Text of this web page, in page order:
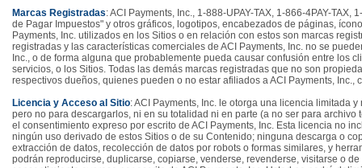
Marcas Registradas: ACI Payments, Inc., 1-888-UPAY-TAX, 1-866-4PAY-
de Pagar Impuestos" y otros gráficos, logotipos, encabezados de páginas,
Payments, Inc. utilizados en los Sitios o en relación con estos son marcas
registradas y las características comerciales de ACI Payments, Inc. no se
Inc., o de forma alguna que probablemente pueda causar confusión entre los
servicios, o los Sitios. Todas las demás marcas registradas que no son
respectivos dueños, quienes pueden o no estar afiliados a ACI Payments, Inc.,
Licencia y Acceso al Sitio: ACI Payments, Inc. le otorga una licencia limitada
pero no para descargarlos, ni en su totalidad ni en parte (a no ser para
el consentimiento expreso por escrito de ACI Payments, Inc. Esta licencia no
ningún uso derivado de estos Sitios o de su Contenido; ninguna descarga o
extracción de datos, recolección de datos por robots o formas similares, y
podrán reproducirse, duplicarse, copiarse, venderse, revenderse, visitarse o